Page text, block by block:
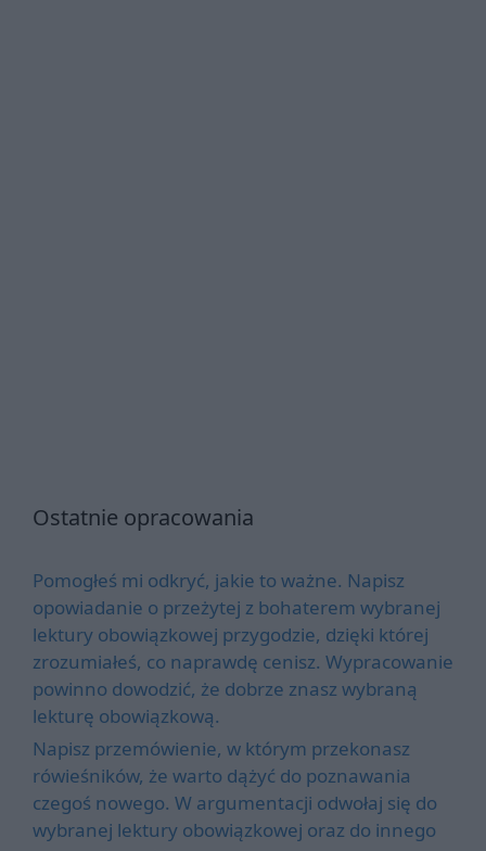
Ostatnie opracowania
Pomogłeś mi odkryć, jakie to ważne. Napisz
opowiadanie o przeżytej z bohaterem wybranej
lektury obowiązkowej przygodzie, dzięki której
zrozumiałeś, co naprawdę cenisz. Wypracowanie
powinno dowodzić, że dobrze znasz wybraną
lekturę obowiązkową.
Napisz przemówienie, w którym przekonasz
rówieśników, że warto dążyć do poznawania
czegoś nowego. W argumentacji odwołaj się do
wybranej lektury obowiązkowej oraz do innego